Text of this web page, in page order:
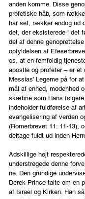
anden komme. Disse
profetiske håb, som
har set, rækker endog ud
det, der eksisterede i det
del af denne
opfyldelsen af
os, at en femfoldig
apostle og profeter – er
Messias’ Legeme på for
mål af enhed, modenhed
skæbne som Hans
indeholder fuldførelse af
evangelisering af verden
(Romerbrevet 11: 11-13),
deltage fuldt ud inden
Adskillige højt
understregede denne
ne. Den grundige
Derek Prince talte om en
af Israel og Kirken. Han